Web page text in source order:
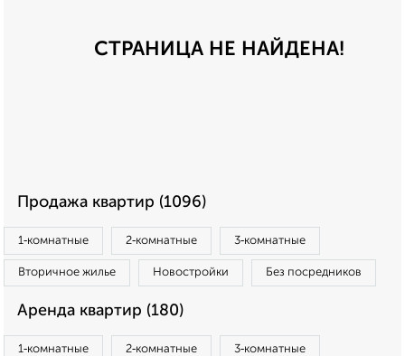
СТРАНИЦА НЕ НАЙДЕНА!
Продажа квартир (1096)
1‑комнатные 2‑комнатные 3‑комнатные
Вторичное жилье Новостройки Без посредников
Аренда квартир (180)
1‑комнатные 2‑комнатные 3‑комнатные